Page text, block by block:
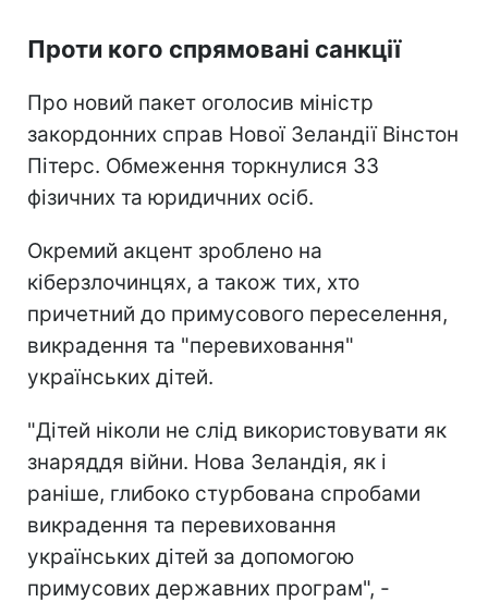
Проти кого спрямовані санкції
Про новий пакет оголосив міністр
закордонних справ Нової Зеландії Вінстон
Пітерс. Обмеження торкнулися 33
фізичних та юридичних осіб.
Окремий акцент зроблено на
кіберзлочинцях, а також тих, хто
причетний до примусового переселення,
викрадення та "перевиховання"
українських дітей.
"Дітей ніколи не слід використовувати як
знаряддя війни. Нова Зеландія, як і
раніше, глибоко стурбована спробами
викрадення та перевиховання
українських дітей за допомогою
примусових державних програм", -